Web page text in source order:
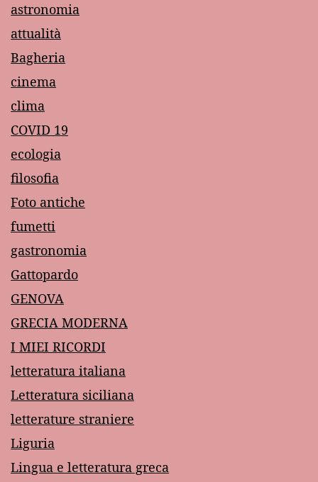
astronomia
attualità
Bagheria
cinema
clima
COVID 19
ecologia
filosofia
Foto antiche
fumetti
gastronomia
Gattopardo
GENOVA
GRECIA MODERNA
I MIEI RICORDI
letteratura italiana
Letteratura siciliana
letterature straniere
Liguria
Lingua e letteratura greca